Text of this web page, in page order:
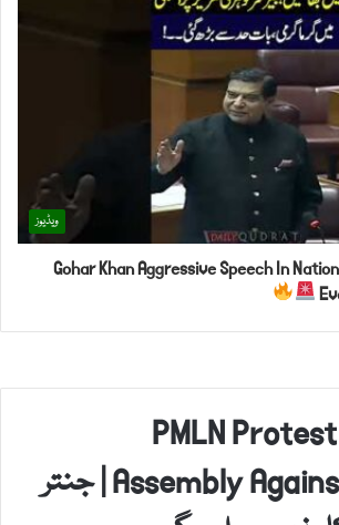
ویڈیوز
Gohar Khan Aggressive Speech In